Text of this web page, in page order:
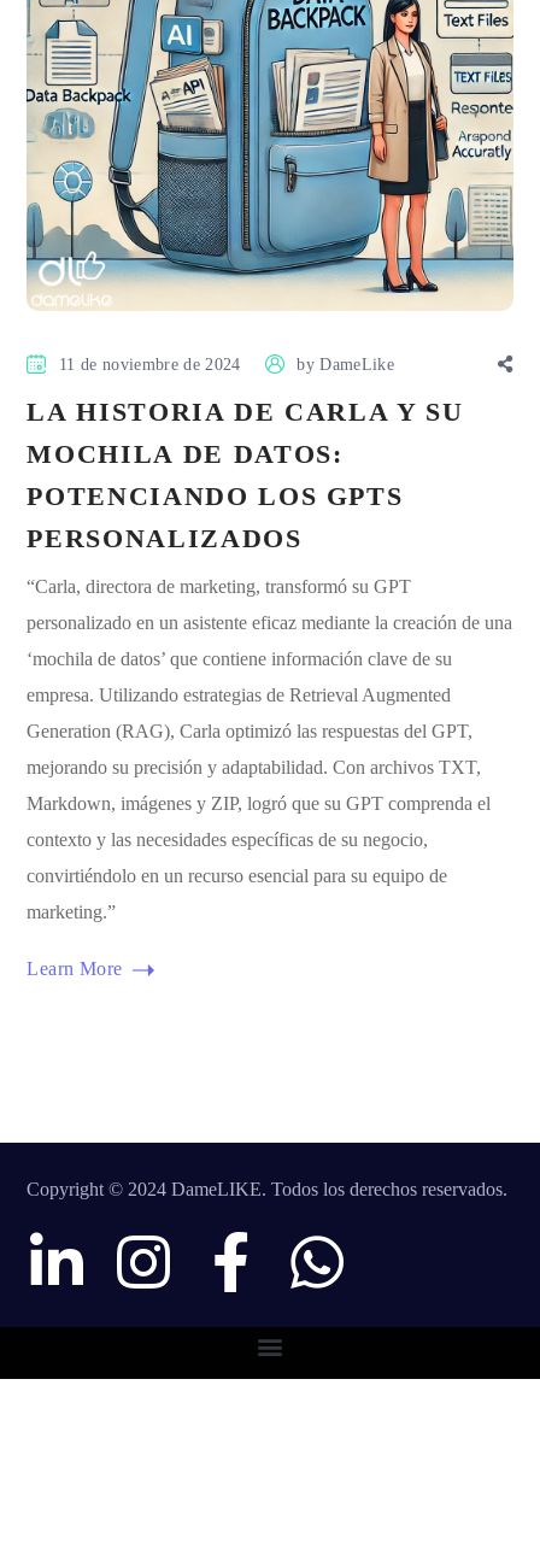
11 de noviembre de 2024 byDameLike
LA HISTORIA DE CARLA Y SU
MOCHILA DE DATOS:
POTENCIANDO LOS GPTS
PERSONALIZADOS
“Carla, directora de marketing, transformó su GPT
personalizado en un asistente eficaz mediante la creación de una
‘mochila de datos’ que contiene información clave de su
empresa. Utilizando estrategias de Retrieval Augmented
Generation (RAG), Carla optimizó las respuestas del GPT,
mejorando su precisión y adaptabilidad. Con archivos TXT,
Markdown, imágenes y ZIP, logró que su GPT comprenda el
contexto y las necesidades específicas de su negocio,
convirtiéndolo en un recurso esencial para su equipo de
marketing.”
Learn More
Copyright © 2024 DameLIKE. Todos los derechos reservados.